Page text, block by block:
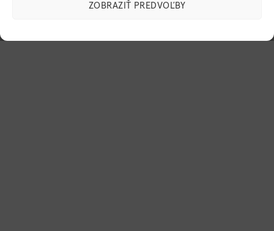
ZOBRAZIŤ PREDVOĽBY
© 2026 Mylo, s.r.o. Všetky práva vyhradené.